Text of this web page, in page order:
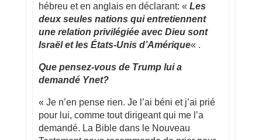
hébreu et en anglais en déclarant: « Les
deux seules nations qui entretiennent
une relation privilégiée avec Dieu sont
Israël et les États-Unis d’Amérique« .
Que pensez-vous de Trump lui a
demandé Ynet?
« Je n’en pense rien. Je l’ai béni et j’ai prié
pour lui, comme tout dirigeant qui me l’a
demandé. La Bible dans le Nouveau